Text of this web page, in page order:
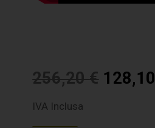
256,20€ 128,10
IVA Inclusa